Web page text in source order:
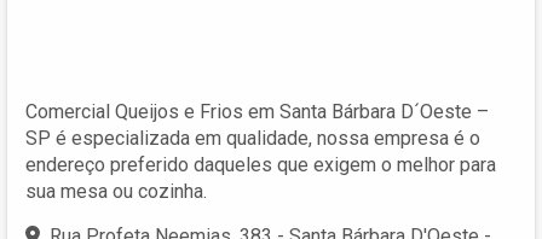
Comercial Queijos e Frios em Santa Bárbara D´Oeste –
SP é especializada em qualidade, nossa empresa é o
endereço preferido daqueles que exigem o melhor para
sua mesa ou cozinha.